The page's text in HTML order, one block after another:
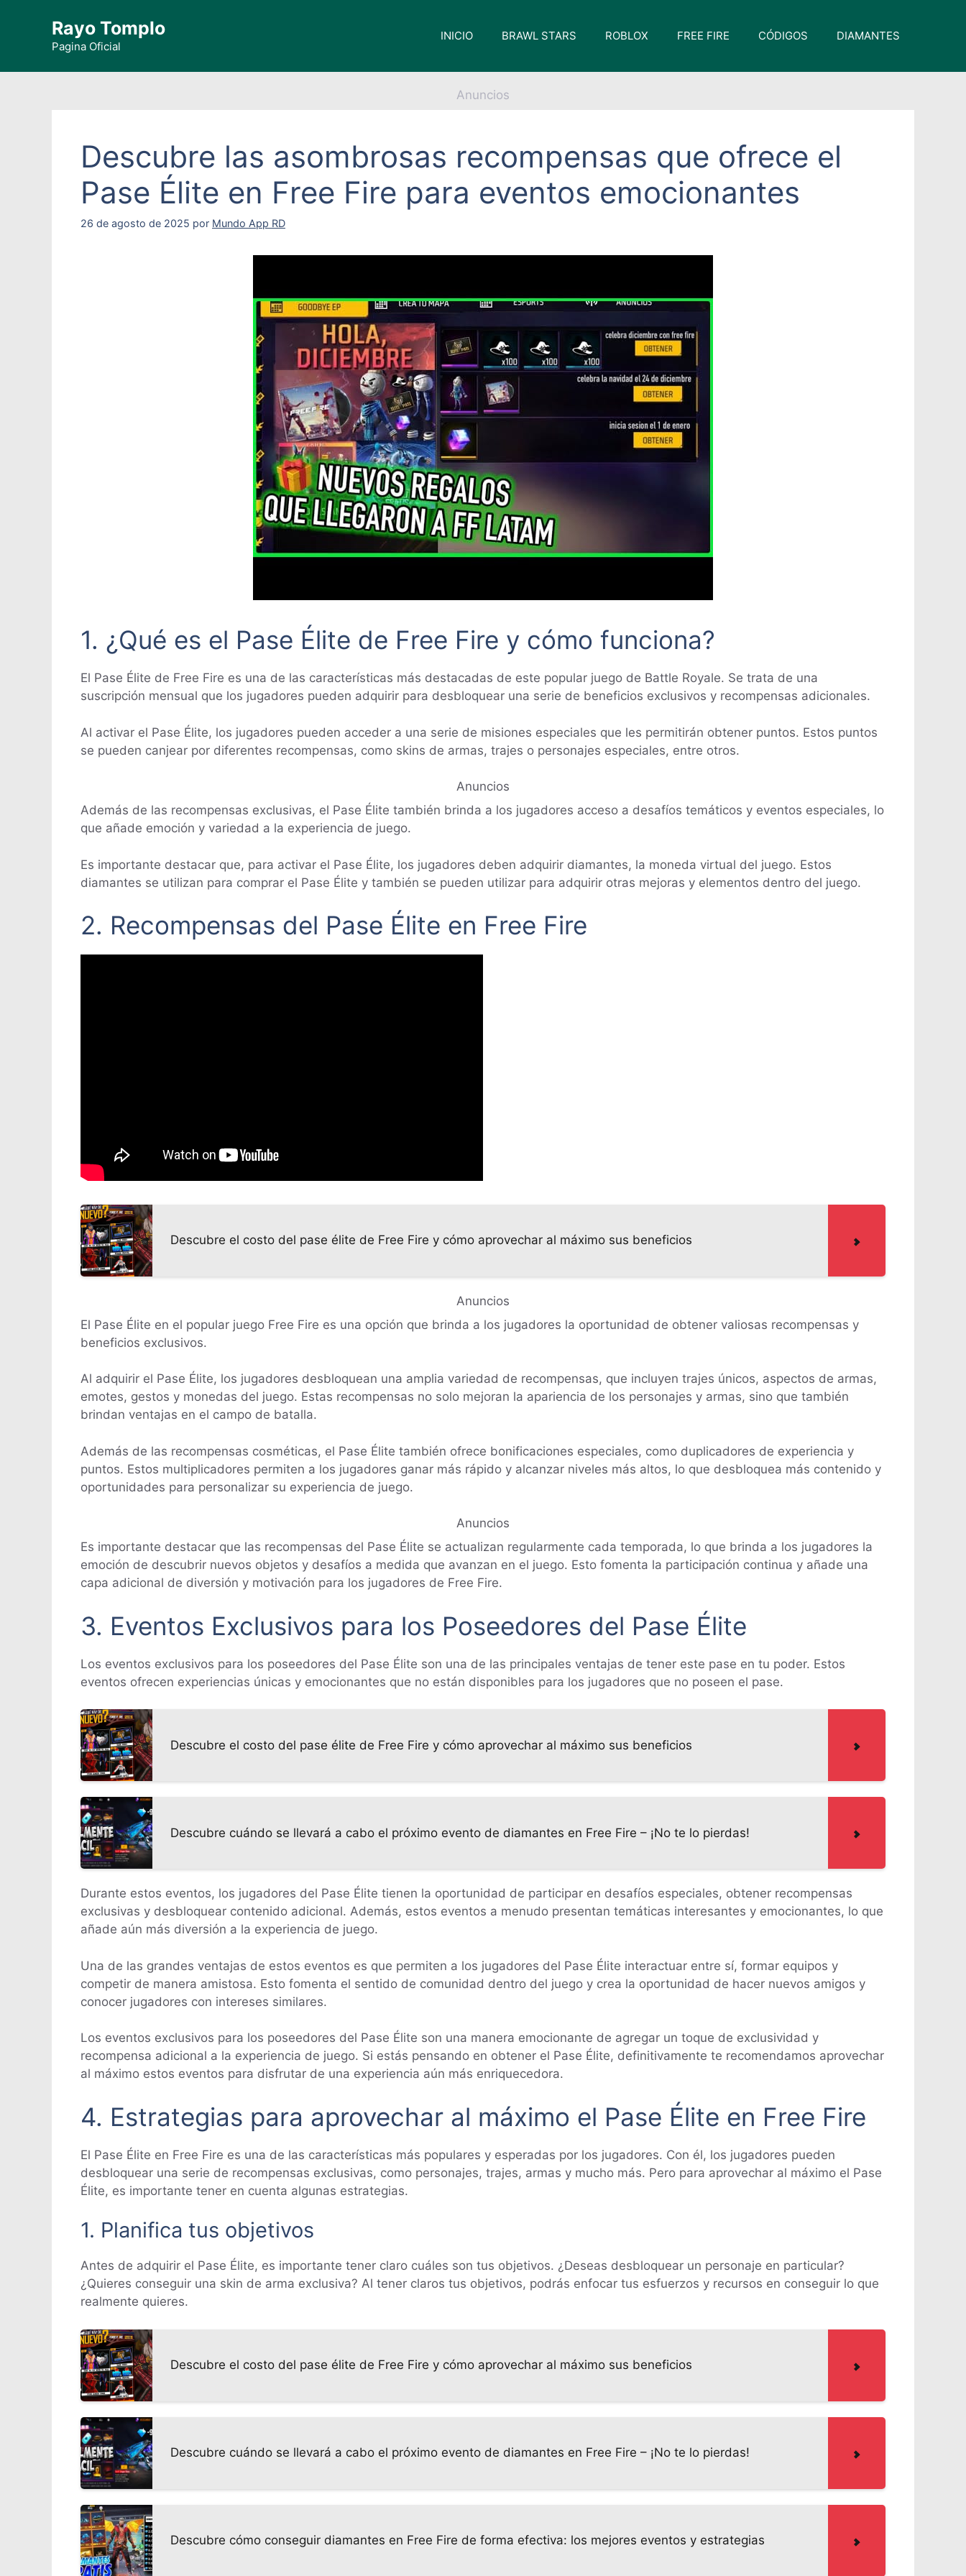
contenido
Rayo Tomplo
Pagina Oficial
INICIO BRAWL STARS ROBLOX FREE FIRE CÓDIGOS DIAMANTES
Anuncios
Descubre las asombrosas recompensas que ofrece el
Pase Élite en Free Fire para eventos emocionantes
26 de agosto de 2025 por Mundo App RD
1. ¿Qué es el Pase Élite de Free Fire y cómo funciona?
El Pase Élite de Free Fire es una de las características más destacadas de este popular juego de Battle Royale. Se trata de una
suscripción mensual que los jugadores pueden adquirir para desbloquear una serie de beneficios exclusivos y recompensas adicionales.
Al activar el Pase Élite, los jugadores pueden acceder a una serie de misiones especiales que les permitirán obtener puntos. Estos puntos
se pueden canjear por diferentes recompensas, como skins de armas, trajes o personajes especiales, entre otros.
Anuncios
Además de las recompensas exclusivas, el Pase Élite también brinda a los jugadores acceso a desafíos temáticos y eventos especiales, lo
que añade emoción y variedad a la experiencia de juego.
Es importante destacar que, para activar el Pase Élite, los jugadores deben adquirir diamantes, la moneda virtual del juego. Estos
diamantes se utilizan para comprar el Pase Élite y también se pueden utilizar para adquirir otras mejoras y elementos dentro del juego.
2. Recompensas del Pase Élite en Free Fire
Descubre el costo del pase élite de Free Fire y cómo aprovechar al máximo sus beneficios
Anuncios
El Pase Élite en el popular juego Free Fire es una opción que brinda a los jugadores la oportunidad de obtener valiosas recompensas y
beneficios exclusivos.
Al adquirir el Pase Élite, los jugadores desbloquean una amplia variedad de recompensas, que incluyen trajes únicos, aspectos de armas,
emotes, gestos y monedas del juego. Estas recompensas no solo mejoran la apariencia de los personajes y armas, sino que también
brindan ventajas en el campo de batalla.
Además de las recompensas cosméticas, el Pase Élite también ofrece bonificaciones especiales, como duplicadores de experiencia y
puntos. Estos multiplicadores permiten a los jugadores ganar más rápido y alcanzar niveles más altos, lo que desbloquea más contenido y
oportunidades para personalizar su experiencia de juego.
Anuncios
Es importante destacar que las recompensas del Pase Élite se actualizan regularmente cada temporada, lo que brinda a los jugadores la
emoción de descubrir nuevos objetos y desafíos a medida que avanzan en el juego. Esto fomenta la participación continua y añade una
capa adicional de diversión y motivación para los jugadores de Free Fire.
3. Eventos Exclusivos para los Poseedores del Pase Élite
Los eventos exclusivos para los poseedores del Pase Élite son una de las principales ventajas de tener este pase en tu poder. Estos
eventos ofrecen experiencias únicas y emocionantes que no están disponibles para los jugadores que no poseen el pase.
Descubre el costo del pase élite de Free Fire y cómo aprovechar al máximo sus beneficios
Descubre cuándo se llevará a cabo el próximo evento de diamantes en Free Fire – ¡No te lo pierdas!
Durante estos eventos, los jugadores del Pase Élite tienen la oportunidad de participar en desafíos especiales, obtener recompensas
exclusivas y desbloquear contenido adicional. Además, estos eventos a menudo presentan temáticas interesantes y emocionantes, lo que
añade aún más diversión a la experiencia de juego.
Una de las grandes ventajas de estos eventos es que permiten a los jugadores del Pase Élite interactuar entre sí, formar equipos y
competir de manera amistosa. Esto fomenta el sentido de comunidad dentro del juego y crea la oportunidad de hacer nuevos amigos y
conocer jugadores con intereses similares.
Los eventos exclusivos para los poseedores del Pase Élite son una manera emocionante de agregar un toque de exclusividad y
recompensa adicional a la experiencia de juego. Si estás pensando en obtener el Pase Élite, definitivamente te recomendamos aprovechar
al máximo estos eventos para disfrutar de una experiencia aún más enriquecedora.
4. Estrategias para aprovechar al máximo el Pase Élite en Free Fire
El Pase Élite en Free Fire es una de las características más populares y esperadas por los jugadores. Con él, los jugadores pueden
desbloquear una serie de recompensas exclusivas, como personajes, trajes, armas y mucho más. Pero para aprovechar al máximo el Pase
Élite, es importante tener en cuenta algunas estrategias.
1. Planifica tus objetivos
Antes de adquirir el Pase Élite, es importante tener claro cuáles son tus objetivos. ¿Deseas desbloquear un personaje en particular?
¿Quieres conseguir una skin de arma exclusiva? Al tener claros tus objetivos, podrás enfocar tus esfuerzos y recursos en conseguir lo que
realmente quieres.
Descubre el costo del pase élite de Free Fire y cómo aprovechar al máximo sus beneficios
Descubre cuándo se llevará a cabo el próximo evento de diamantes en Free Fire – ¡No te lo pierdas!
Descubre cómo conseguir diamantes en Free Fire de forma efectiva: los mejores eventos y estrategias